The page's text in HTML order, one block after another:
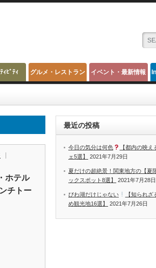
ｨﾋﾞﾃｨ グルメ・レストラン イベント・最新情報
ホテル
チトー
最近の投稿
今日の気分は何色
【都内の映
ェ5選】
2021年7月29日
夏だけの超絶景！関東地方の【夏
ックスポット8選】
2021年7月28日
びわ湖だけじゃない
【知られ
め観光地16選】
2021年7月26日